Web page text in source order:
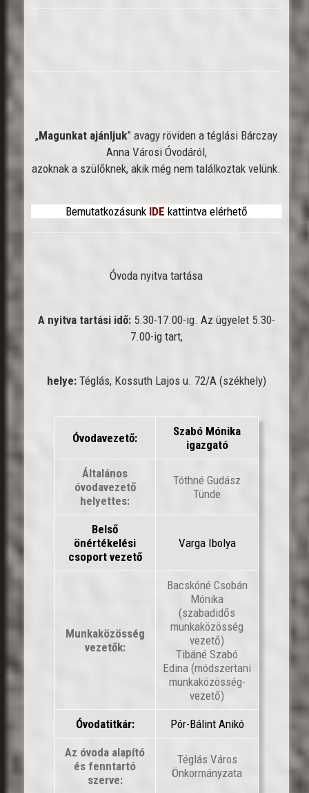
„Magunkat ajánljuk” avagy röviden a téglási Bárczay
Anna Városi Óvodáról,
azoknak a szülőknek, akik még nem találkoztak velünk.
Bemutatkozásunk IDE kattintva elérhető
Óvoda nyitva tartása
A nyitva tartási idő: 5.30-17.00-ig. Az ügyelet 5.30-
7.00-ig tart,
helye:Téglás, Kossuth Lajos u. 72/A (székhely)
Óvodavezető:
Szabó Mónika
igazgató
Általános
óvodavezető
helyettes:
Tóthné Gudász
Tünde
Belső
önértékelési
csoport vezető
Varga Ibolya
Munkaközösség
vezetők:
Bacskóné Csobán
Mónika
(szabadidős
munkaközösség
vezető)
Tibáné Szabó
Edina (módszertani
munkaközösség-
vezető)
Óvodatitkár: Pór-Bálint Anikó
Az óvoda alapító
és fenntartó
szerve:
Téglás Város
Önkormányzata